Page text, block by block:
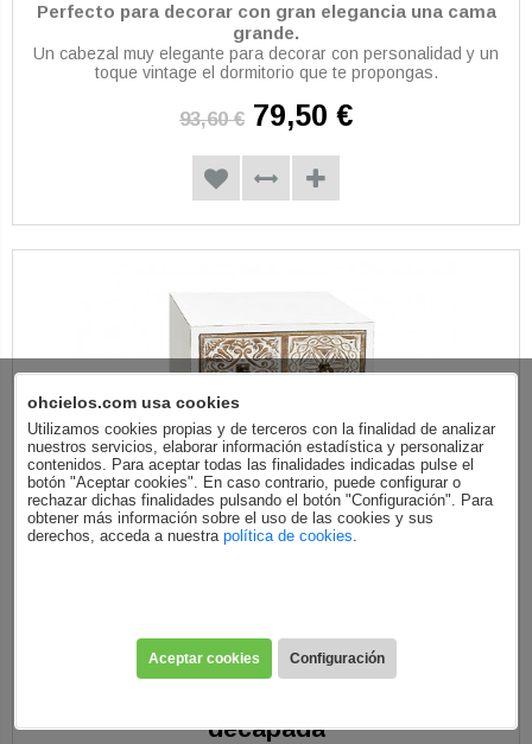
Perfecto para decorar con gran elegancia una cama
grande.
Un cabezal muy elegante para decorar con personalidad y un
toque vintage el dormitorio que te propongas.
93,60 € 79,50 €
decapada
ohcielos.com usa cookies
Utilizamos cookies propias y de terceros con la finalidad de analizar
nuestros servicios, elaborar información estadística y personalizar
contenidos. Para aceptar todas las finalidades indicadas pulse el
botón "Aceptar cookies". En caso contrario, puede configurar o
rechazar dichas finalidades pulsando el botón "Configuración". Para
obtener más información sobre el uso de las cookies y sus
derechos, acceda a nuestra política de cookies.
Aceptar cookies Configuración